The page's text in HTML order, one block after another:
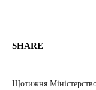
SHARE
Щотижня